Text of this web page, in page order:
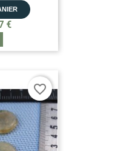
€
favorite_border